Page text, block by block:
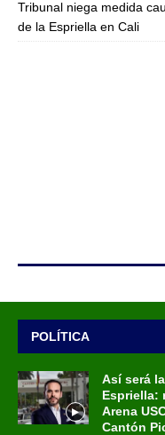
Tribunal niega medida
de la Espriella en Cali
POLÍTICA
Así será
Espriella:
Arena
Cantón